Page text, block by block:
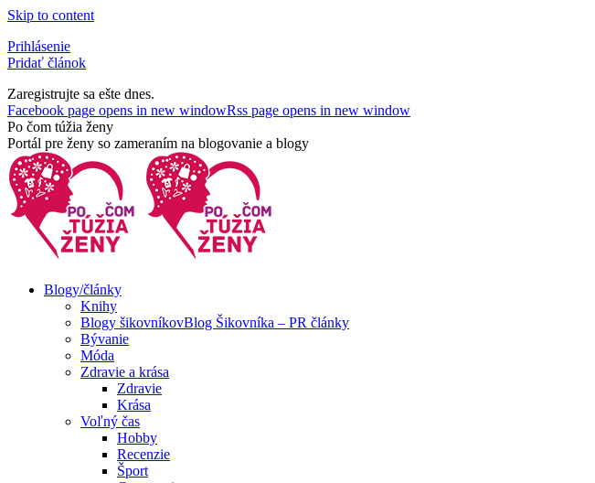
Skip to content
Prihlásenie
Pridať článok
Zaregistrujte sa ešte dnes.
Facebook page opens in new windowRss page opens in new window
Po čom túžia ženy
Portál pre ženy so zameraním na blogovanie a blogy
Blogy/články
Knihy
Blogy šikovníkovBlog Šikovníka – PR články
Bývanie
Móda
Zdravie a krása
Zdravie
Krása
Voľný čas
Hobby
Recenzie
Šport